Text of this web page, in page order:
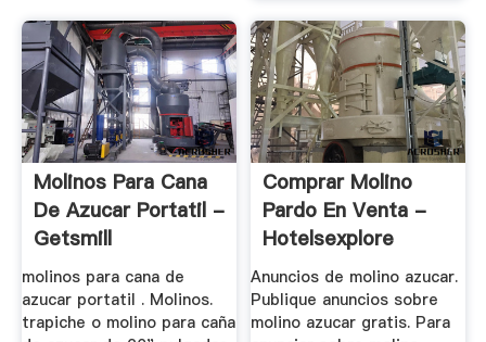
Molinos Para Cana
De Azucar Portatil -
Getsmill
molinos para cana de
azucar portatil . Molinos.
trapiche o molino para caña
Comprar Molino
Pardo En Venta -
Hotelsexplore
Anuncios de molino azucar.
Publique anuncios sobre
molino azucar gratis. Para